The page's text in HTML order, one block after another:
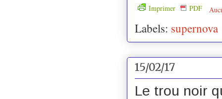
Imprimer PDF
Labels: supernova
15/02/17
Le trou noir